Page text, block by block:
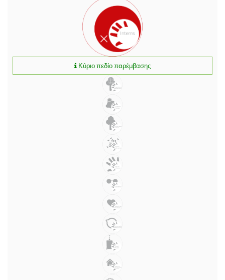
Κύριο πεδίο παρέμβασης